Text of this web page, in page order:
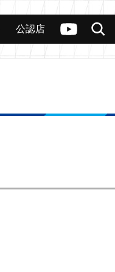
ヴァンガードch
検索
公認店舗 その他
公認店